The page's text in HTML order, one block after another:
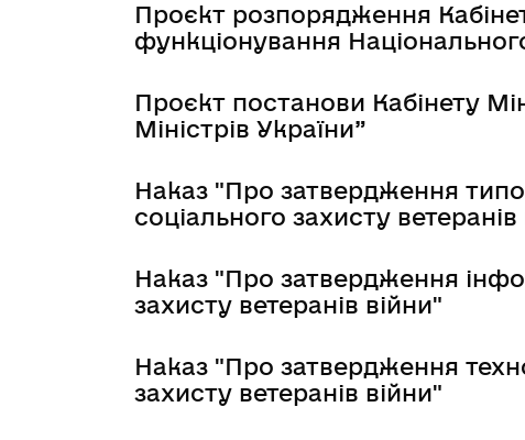
Проєкт розпорядження
функціонування
Проєкт постанови Кабінету
Міністрів України”
Наказ "Про затвердження
соціального захисту ветеранів
Наказ "Про затвердження
захисту ветеранів війни"
Наказ "Про затвердження
захисту ветеранів війни"